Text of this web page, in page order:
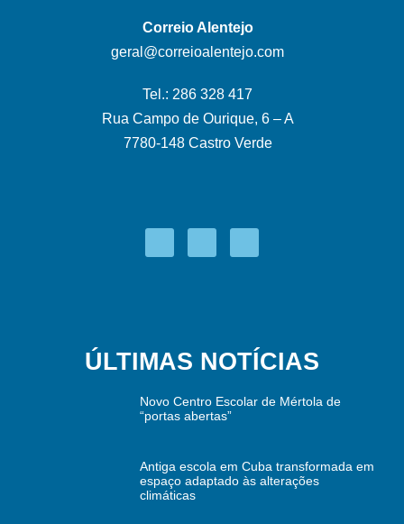
Correio Alentejo
geral@correioalentejo.com
Tel.: 286 328 417
Rua Campo de Ourique, 6 – A
7780-148 Castro Verde
ÚLTIMAS NOTÍCIAS
Novo Centro Escolar de Mértola de
“portas abertas”
Antiga escola em Cuba transformada em
espaço adaptado às alterações
climáticas